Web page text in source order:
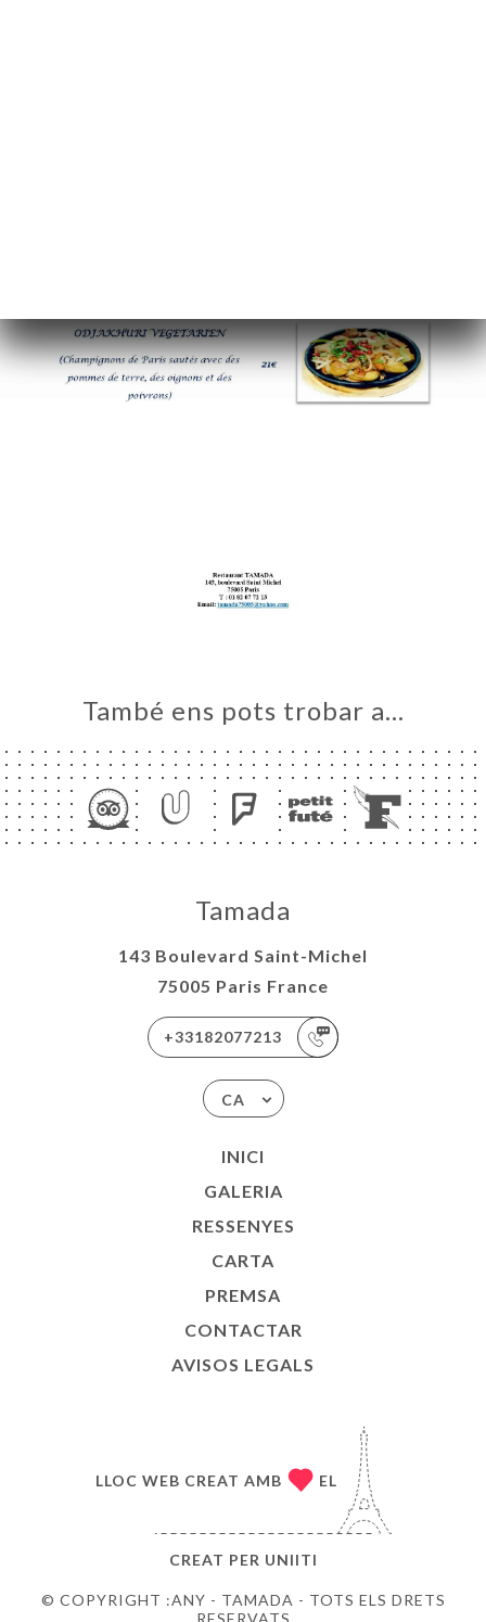
També ens pots trobar a…
Tamada
143 Boulevard Saint-Michel
75005 Paris France
+33182077213
CA
INICI
GALERIA
RESSENYES
CARTA
PREMSA
CONTACTAR
AVISOS LEGALS
© COPYRIGHT :ANY - TAMADA - TOTS ELS DRETS
LLOC WEB CREAT AMB EL
CREAT PER UNIITI